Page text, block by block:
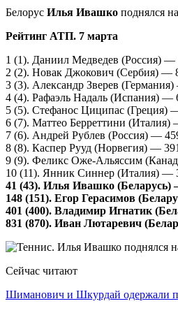
Белорус Илья Ивашко поднялся
Рейтинг АТП. 7 марта
1 (1). Даниил Медведев (Россия) —
2 (2). Новак Джокович (Сербия) —
3 (3). Александр Зверев
4 (4). Рафаэль Надаль (Испания) —
5 (5). Стефанос Циципас (Греция)
6 (7). Маттео Берреттини (Италия)
7 (6). Андрей Рублев (Россия) —
8 (8). Каспер Рууд (Норвегия) —
9 (9). Феликс Оже-Альяссим
10 (11). Янник Синнер (Италия) —
41 (43). Илья Ивашко
148 (151). Егор Герасимов
401 (400). Владимир Игнатик
831 (870). Иван Лютаревич
Сейчас читают
Шиманович и Шкурдай одержали